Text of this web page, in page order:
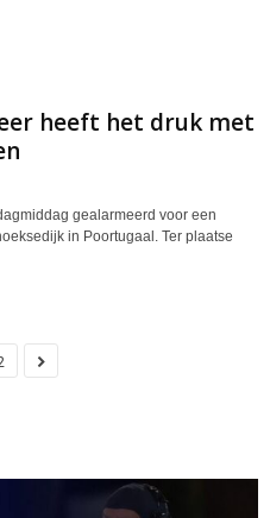
heeft het druk met
gealarmeerd voor een
in Poortugaal. Ter plaatse